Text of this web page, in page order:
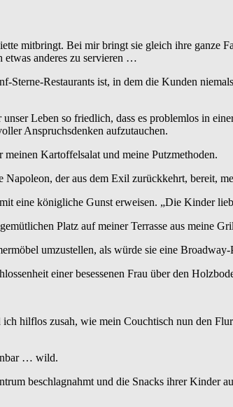
mitbringt. Bei mir bringt sie gleich ihre ganze
etwas anderes zu servieren …
Restaurants ist, in dem die Kunden
Leben so friedlich, dass es problemlos in
Anspruchsdenken aufzutauchen.
Kartoffelsalat und meine Putzmethoden.
der aus dem Exil zurückkehrt, bereit,
eine königliche Gunst erweisen. „Die Kinder
Platz auf meiner Terrasse aus meine
umzustellen, als würde sie eine
einer besessenen Frau über den
hilflos zusah, wie mein Couchtisch nun den
… wild.
beschlagnahmt und die Snacks ihrer Kinder